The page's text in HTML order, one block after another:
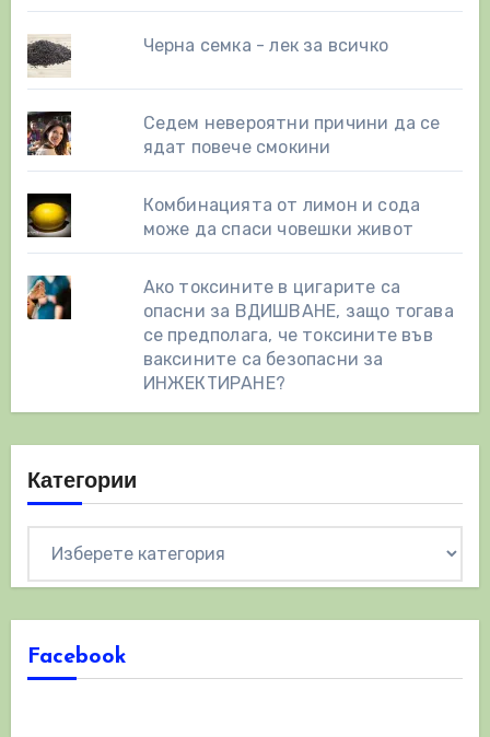
Черна семка - лек за всичко
Седем невероятни причини да се
ядат повече смокини
Комбинацията от лимон и сода
може да спаси човешки живот
Ако токсините в цигарите са
опасни за ВДИШВАНЕ, защо тогава
се предполага, че токсините във
ваксините са безопасни за
ИНЖЕКТИРАНЕ?
Категории
Facebook